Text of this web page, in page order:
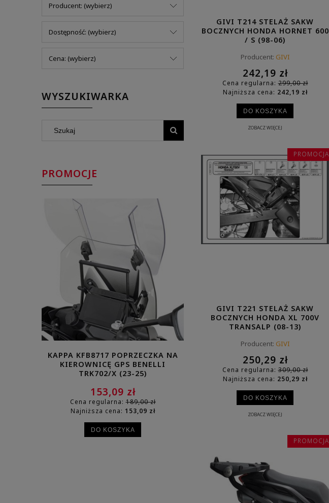
Producent: (wybierz)
Dostępność: (wybierz)
Cena: (wybierz)
WYSZUKIWARKA
PROMOCJE
KAPPA KFB8717 POPRZECZKA NA
KIEROWNICĘ GPS BENELLI
TRK702/X (23-25)
153,09 zł
Cena regularna:189,00 zł
Najniższa cena: 153,09 zł
DO KOSZYKA
GIVI D6124ST SZYBA
PRZEZROCZYSTA KYMCO DTX 360
(21-25)
436,59 zł
Cena regularna:539,00 zł
Najniższa cena:436,59 zł
GIVI T214 STELAŻ SAKW
BOCZNYCH HONDA HORNET 600
/ S (98-06)
Producent: GIVI
242,19 zł
Cena regularna:299,00 zł
Najniższa cena: 242,19 zł
DO KOSZYKA
ZOBACZ WIĘCEJ
GIVI T221 STELAŻ SAKW
BOCZNYCH HONDA XL 700V
TRANSALP (08-13)
Producent: GIVI
250,29 zł
Cena regularna:309,00 zł
Najniższa cena: 250,29 zł
DO KOSZYKA
ZOBACZ WIĘCEJ
PROMOCJA
PROMOCJA